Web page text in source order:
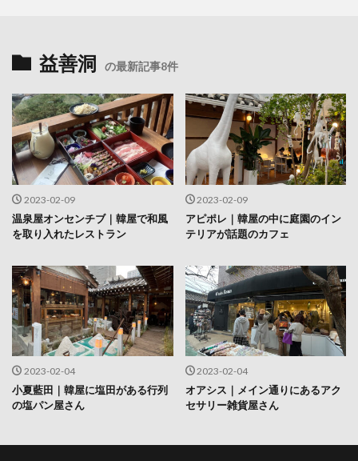
益善洞 の最新記事8件
2023-02-09
温泉屋オンセンチブ｜韓屋で和風
を取り入れたレストラン
2023-02-09
アピポレ｜韓屋の中に庭園のイン
テリアが話題のカフェ
2023-02-04
小夏藍田｜韓屋に塩田がある行列
の塩パン屋さん
2023-02-04
オアシス｜メイン通りにあるアク
セサリー雑貨屋さん